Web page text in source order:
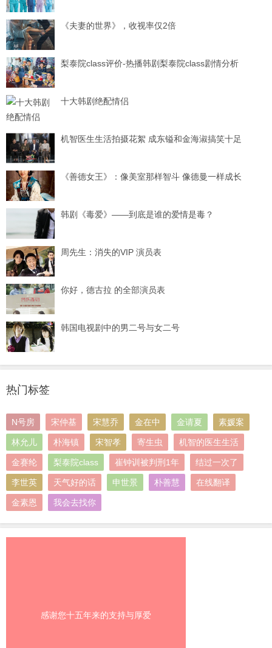
《夫妻的世界》，收视率仅2倍
梨泰院class评价-热播韩剧梨泰院class剧情分析
十大韩剧绝配情侣
机智医生生活拍摄花絮 成东镒和金海淑搞笑十足
《善德女王》：像美室那样智斗 像德曼一样成长
韩剧《毒爱》——到底是谁的爱情是毒？
周先生：消失的VIP 演员表
你好，德古拉 的全部演员表
韩国电视剧中的男二号与女二号
热门标签
N号房 宋仲基 宋慧乔 金在中 金请夏 素媛案
林允儿 朴海镇 宋智孝 寄生虫 机智的医生生活
金赛纶 梨泰院class 崔钟训被判刑1年 结过一次了
李世英 天气好的话 申世景 朴善慧 在线翻译
金素恩 我会去找你
感谢您十五年来的支持与厚爱